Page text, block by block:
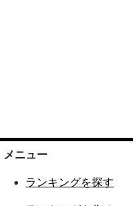
メニュー
ランキングを探す